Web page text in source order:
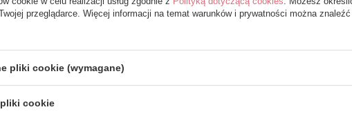
przeglądarce. Więcej informacji na temat warunków i prywatności można
pliki cookie (wymagane)
cookie